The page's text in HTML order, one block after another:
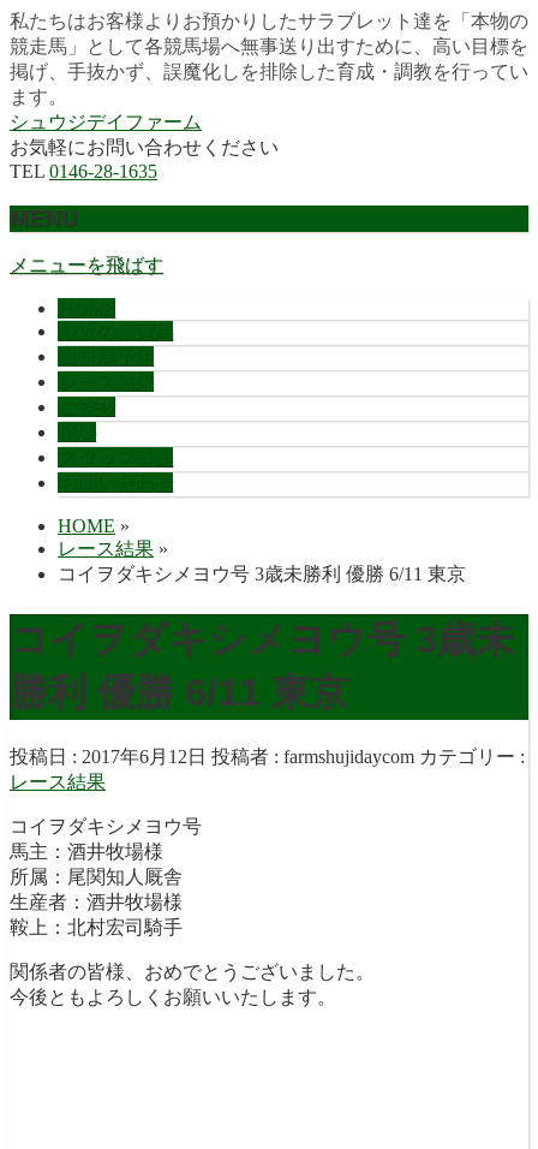
私たちはお客様よりお預かりしたサラブレット達を「本物の
競走馬」として各競馬場へ無事送り出すために、高い目標を
掲げ、手抜かず、誤魔化しを排除した育成・調教を行ってい
ます。
シュウジデイファーム
お気軽にお問い合わせください
TEL 0146-28-1635
MENU
メニューを飛ばす
HOME »
レース結果 »
コイヲダキシメヨウ号 3歳未勝利 優勝 6/11 東京
コイヲダキシメヨウ号 3歳未
勝利 優勝 6/11 東京
投稿日 : 2017年6月12日 投稿者 : farmshujidaycom カテゴリー :
レース結果
コイヲダキシメヨウ号
馬主：酒井牧場様
所属：尾関知人厩舎
生産者：酒井牧場様
鞍上：北村宏司騎手
関係者の皆様、おめでとうございました。
今後ともよろしくお願いいたします。